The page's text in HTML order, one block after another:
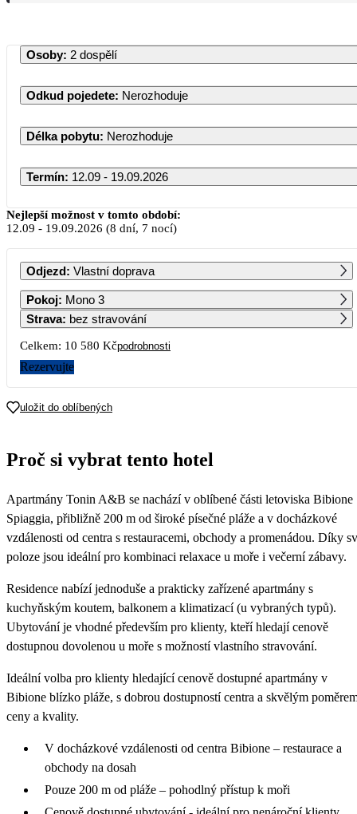
Osoby: 2 dospělí
Odkud pojedete: Nerozhoduje
Délka pobytu: Nerozhoduje
Termín: 12.09 - 19.09.2026
Září 2026
PO ÚT ST ČT PÁ SO NE
1 2 3 4 5 6
7 8 9 10 11 12 13
7 880 5 290
21
28 29 30
Nejlepší možnost v tomto období:
12.09 - 19.09.2026 (8 dní, 7 nocí)
Odjezd: Vlastní doprava
Pokoj: Mono 3
Strava: bez stravování
Celkem: 10 580 Kčpodrobnosti
Rezervujte
uložit do oblíbených
Proč si vybrat tento hotel
Apartmány Tonin A&B se nachází v oblíbené části letoviska Bibione
Spiaggia, přibližně 200 m od široké písečné pláže a v docházkové
vzdálenosti od centra s restauracemi, obchody a promenádou. Díky
poloze jsou ideální pro kombinaci relaxace u moře i večerní zábavy.
Residence nabízí jednoduše a prakticky zařízené apartmány s
kuchyňským koutem, balkonem a klimatizací (u vybraných typů).
Ubytování je vhodné především pro klienty, kteří hledají cenově
dostupnou dovolenou u moře s možností vlastního stravování.
Ideální volba pro klienty hledající cenově dostupné apartmány v
Bibione blízko pláže, s dobrou dostupností centra a skvělým
ceny a kvality.
V docházkové vzdálenosti od centra Bibione – restaurace a
obchody na dosah
Pouze 200 m od pláže – pohodlný přístup k moři